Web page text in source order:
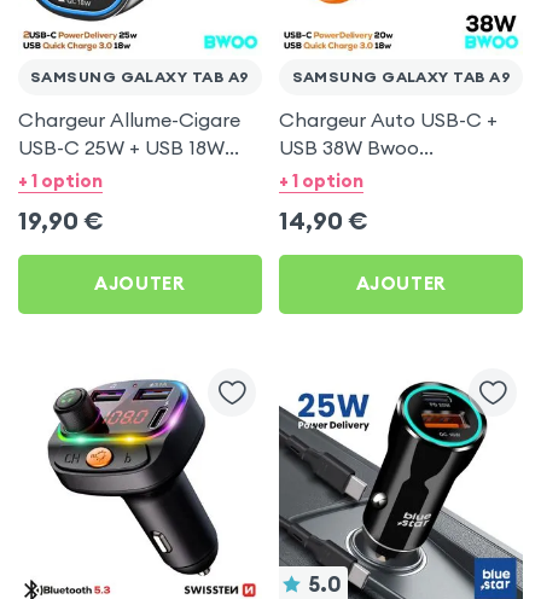
SAMSUNG GALAXY TAB A9
Chargeur Allume-Cigare
USB-C 25W + USB 18W
Bwoo pour Samsung
+ 1 option
19,90 €
AJOUTER
SAMSUNG GALAXY TAB A9
Chargeur Auto USB-C +
USB 38W Bwoo
Transparent pour
+ 1 option
14,90 €
AJOUTER
5.0